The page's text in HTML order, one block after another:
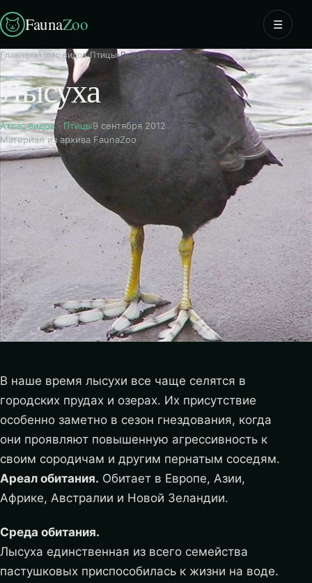
FaunaZoo ☰
Главная›Атлас видов›Птицы›Лысуха
Лысуха
Атлас видов· Птицы9 сентября 2012
Материал из архива FaunaZoo
В наше время лысухи все чаще селятся в
городских прудах и озерах. Их присутствие
особенно заметно в сезон гнездования, когда
они проявляют повышенную агрессивность к
своим сородичам и другим пернатым соседям.
Ареал обитания. Обитает в Европе, Азии,
Африке, Австралии и Новой Зеландии.
Среда обитания.
Лысуха единственная из всего семейства
пастушковых приспособилась к жизни на воде.